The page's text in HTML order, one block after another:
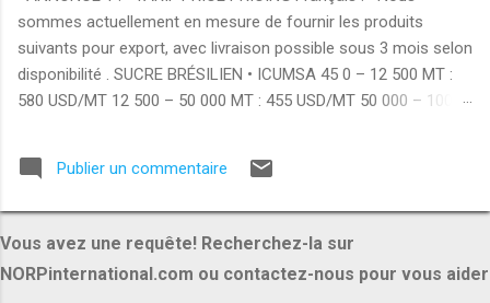
sommes actuellement en mesure de fournir les produits
suivants pour export, avec livraison possible sous 3 mois selon
disponibilité . SUCRE BRÉSILIEN • ICUMSA 45 0 – 12 500 MT :
580 USD/MT 12 500 – 50 000 MT : 455 USD/MT 50 000 – 100
600–1200 0 – 12 500 MT : 535 USD/MT 12 500 – 50 000 MT :
425 USD/MT 50 000 – 100 000 MT : 395 USD/MT +100 000 MT :
USD/MT 12 500 – 50 000 MT : 370 USD/MT • Rice 25% broken 0
– 12 500 MT : 420 USD/MT 12 500 – 50 000 MT : 400 USD/MT •
Rice 5% broken 0 – 12 500 MT : 450 USD/MT 12 500 – 50 000
Publier un commentaire
Vous avez une requête! Recherchez-la sur
NORPinternational.com ou contactez-nous pour vous aider